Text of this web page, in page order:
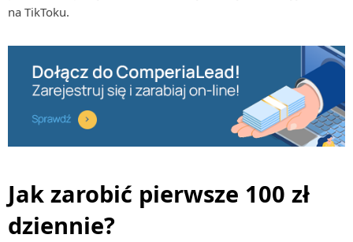
na TikToku.
Jak zarobić pierwsze 100 zł
dziennie?